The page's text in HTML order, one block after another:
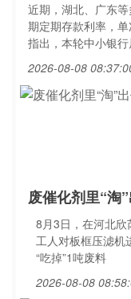
近期，湖北、广东
期定期存款利率，
指出，本轮中小银
2026-08-08
废催化剂里“淘
8月3日，在河北欣
工人对板框压滤机
“吃掉”1吨废料
2026-08-08